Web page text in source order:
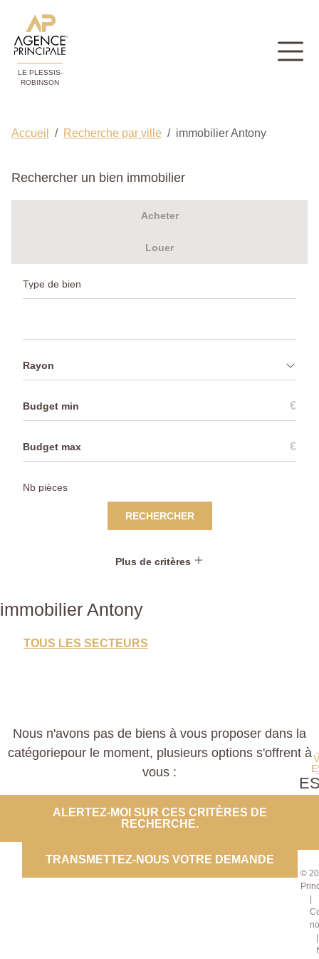
LE PLESSIS-
ROBINSON
Accueil Recherche par ville immobilier Antony
Rechercher un bien immobilier
Acheter
Louer
Rayon
€
€
RECHERCHER
Plus de critères
immobilier Antony
TOUS LES SECTEURS
Nous n'avons pas de biens à vous proposer dans la
catégoriepour le moment, plusieurs options s'offrent à
vous :
ALERTEZ-MOI SUR CES CRITÈRES DE
RECHERCHE.
TRANSMETTEZ-NOUS VOTRE DEMANDE
©